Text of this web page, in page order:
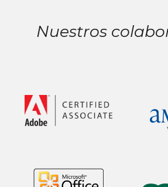
Nuestros